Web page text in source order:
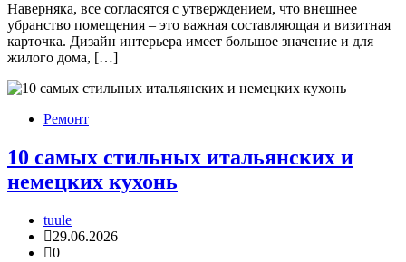
Наверняка, все согласятся с утверждением, что внешнее
убранство помещения – это важная составляющая и визитная
карточка. Дизайн интерьера имеет большое значение и для
жилого дома, […]
Ремонт
10 самых стильных итальянских и
немецких кухонь
tuule
29.06.2026
0